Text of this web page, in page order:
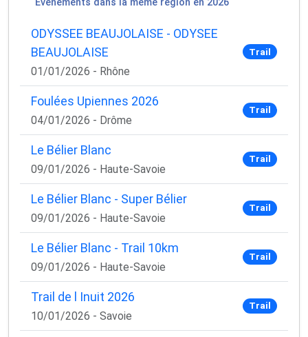
ODYSSEE BEAUJOLAISE - ODYSEE
BEAUJOLAISE
01/01/2026 - Rhône
Trail
Foulées Upiennes 2026
04/01/2026 - Drôme
Trail
Le Bélier Blanc
09/01/2026 - Haute-Savoie
Trail
Le Bélier Blanc - Super Bélier
09/01/2026 - Haute-Savoie
Trail
Le Bélier Blanc - Trail 10km
09/01/2026 - Haute-Savoie
Trail
Trail de l Inuit 2026
10/01/2026 - Savoie
Trail